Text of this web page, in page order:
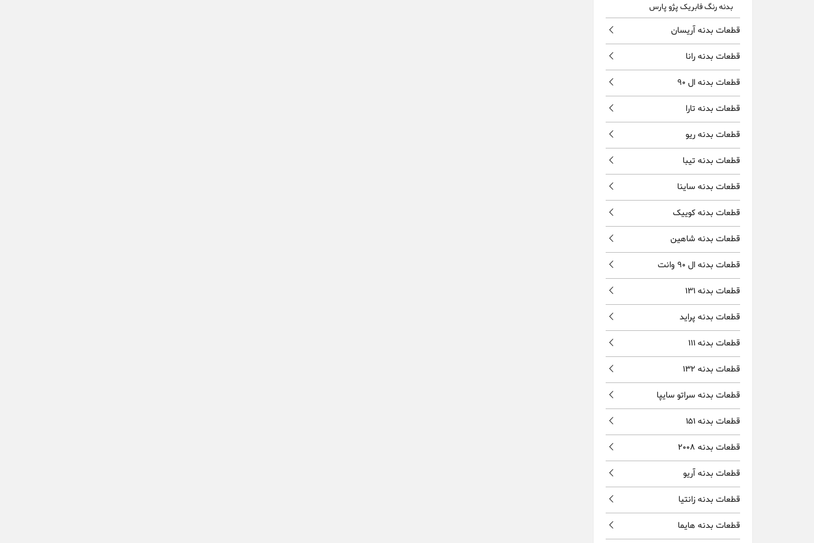
بدنه رنگ فابریک پژو پارس
قطعات بدنه آریسان
قطعات بدنه رانا
قطعات بدنه ال 90
قطعات بدنه تارا
قطعات بدنه ریو
قطعات بدنه تیبا
قطعات بدنه ساینا
قطعات بدنه کوییک
قطعات بدنه شاهین
قطعات بدنه ال 90 وانت
قطعات بدنه 131
قطعات بدنه پراید
قطعات بدنه 111
قطعات بدنه 132
قطعات بدنه سراتو سایپا
قطعات بدنه 151
قطعات بدنه 2008
قطعات بدنه آریو
قطعات بدنه زانتیا
قطعات بدنه هایما